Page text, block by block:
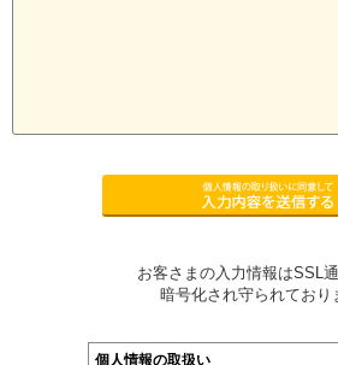
お客さまの入力情報はSSL
暗号化され守られており